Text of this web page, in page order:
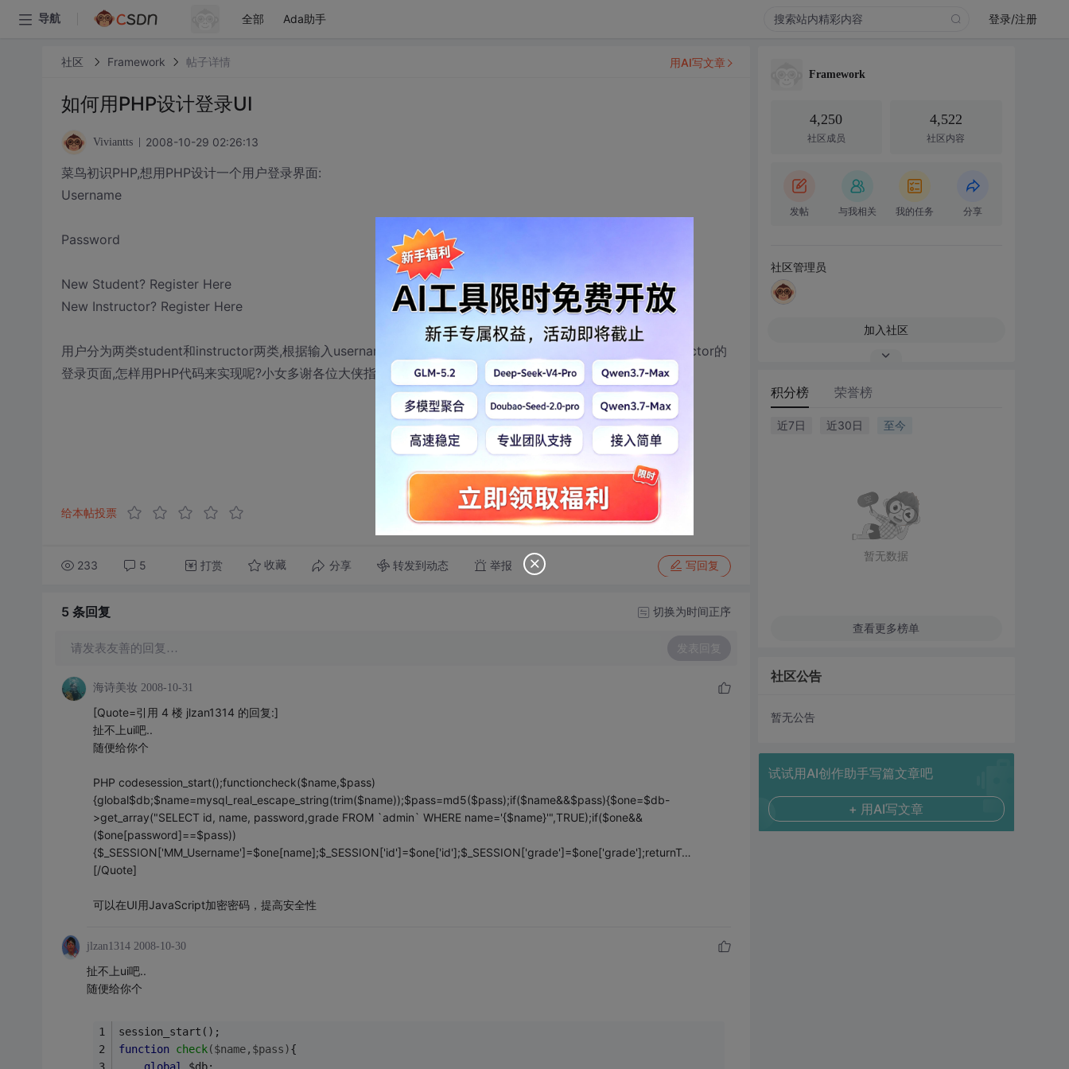
导航 全部 Ada助手 登录/注册
社区 Framework 帖子详情
如何用PHP设计登录UI
Viviantts 2008-10-29 02:26:13
菜鸟初识PHP,想用PHP设计一个用户登录界面:
Username
Password
New Student? Register Here
New Instructor? Register Here
用户分为两类student和instructor两类,根据输入username区别用户身份,从而分别跳转到下一个student和instructor的
登录页面,怎样用PHP代码来实现呢?小女多谢各位大侠指教啦!!
给本帖投票
233 5 打赏 收藏 分享 转发到动态 举报 写回复
用AI写文章
5 条回复 切换为时间正序
请发表友善的回复… 发表回复
海诗美妆 2008-10-31
[Quote=引用 4 楼 jlzan1314 的回复:]
扯不上ui吧..
随便给你个
PHP codesession_start();functioncheck($name,$pass)
{global$db;$name=mysql_real_escape_string(trim($name));$pass=md5($pass);if($name&&$pass){$one=$db-
>get_array("SELECT id, name, password,grade FROM `admin` WHERE name='{$name}'",TRUE);if($one&&
($one[password]==$pass))
{$_SESSION['MM_Username']=$one[name];$_SESSION['id']=$one['id'];$_SESSION['grade']=$one['grade'];returnT…
[/Quote]
可以在UI用JavaScript加密密码，提高安全性
jlzan1314 2008-10-30
扯不上ui吧..
随便给你个
session_start();
function check($name,$pass){
Framework
4,250
社区成员
4,522
社区内容
发帖 与我相关 我的任务 分享
社区管理员
加入社区
积分榜 荣誉榜
近7日 近30日 至今
暂无数据
查看更多榜单
社区公告
暂无公告
试试用AI创作助手写篇文章吧
+ 用AI写文章